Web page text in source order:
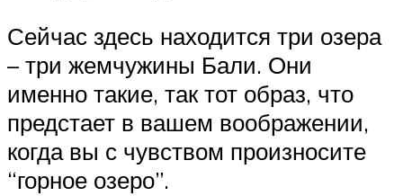
Сейчас здесь находится три озера
– три жемчужины Бали. Они
именно такие, так тот образ, что
предстает в вашем воображении,
когда вы с чувством произносите
“горное озеро”.